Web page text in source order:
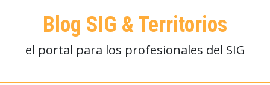
Blog SIG & Territorios
el portal para los profesionales del SIG